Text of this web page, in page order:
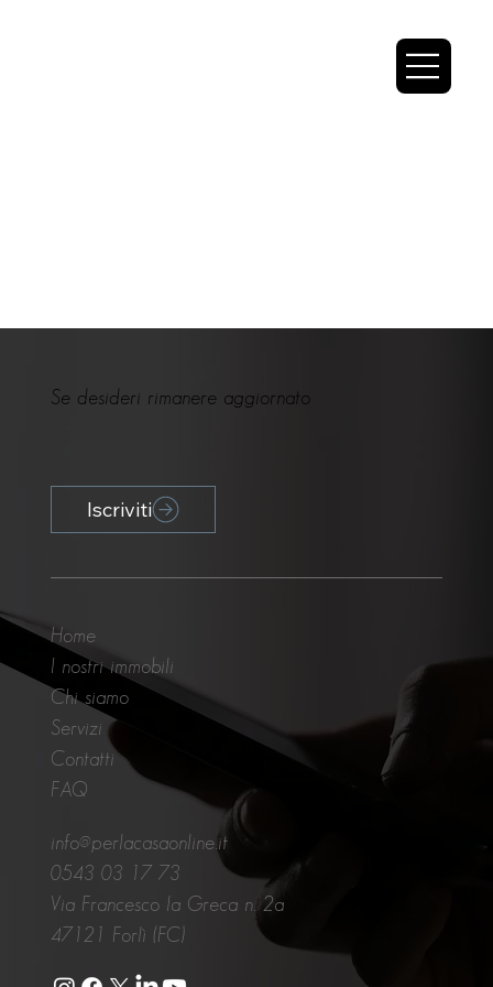
Se desideri rimanere aggiornato
Iscriviti
info@perlacasaonline.it
0543 03 17 73
Via Francesco la Greca n. 2a
47121 Forlì (FC)
Home
I nostri immobili
Chi siamo
Servizi
Contatti
FAQ